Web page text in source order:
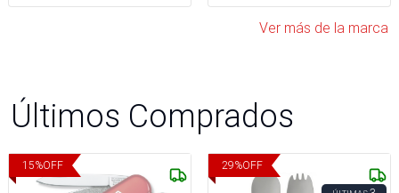
Ver más de la marca
Últimos Comprados
15%OFF 29%OFF